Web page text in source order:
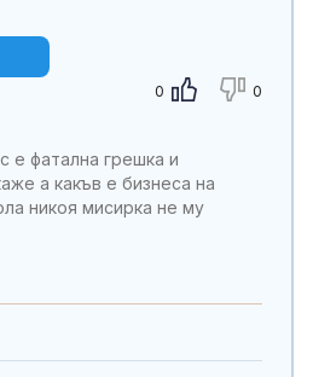
0 0
е фатална грешка и
а какъв е бизнеса на
никоя мисирка не му